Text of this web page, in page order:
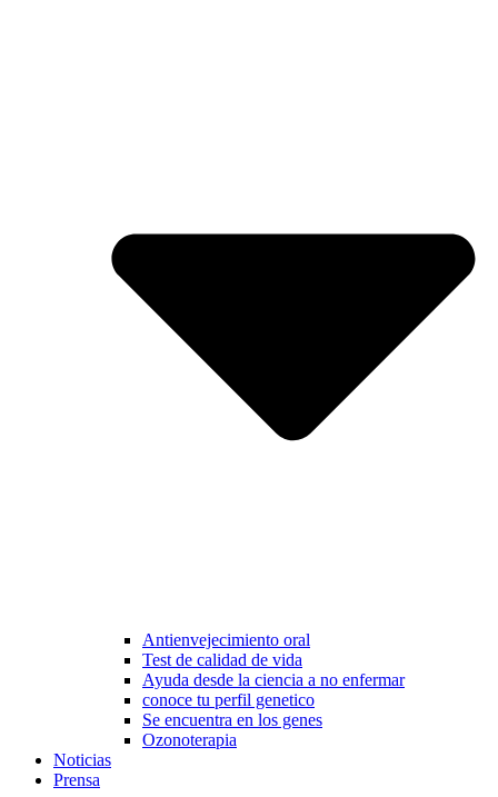
Antienvejecimiento oral
Test de calidad de vida
Ayuda desde la ciencia a no enfermar
conoce tu perfil genetico
Se encuentra en los genes
Ozonoterapia
Noticias
Prensa